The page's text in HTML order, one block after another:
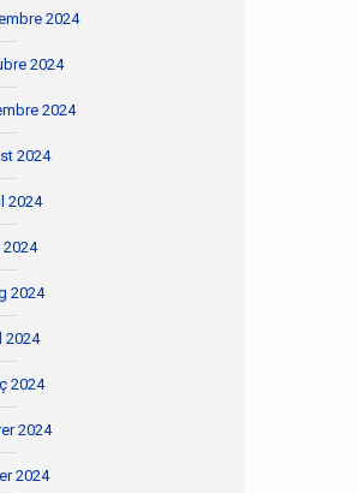
2024
2024
2024
2024
2024
2024
2024
2024
2024
2024
2024